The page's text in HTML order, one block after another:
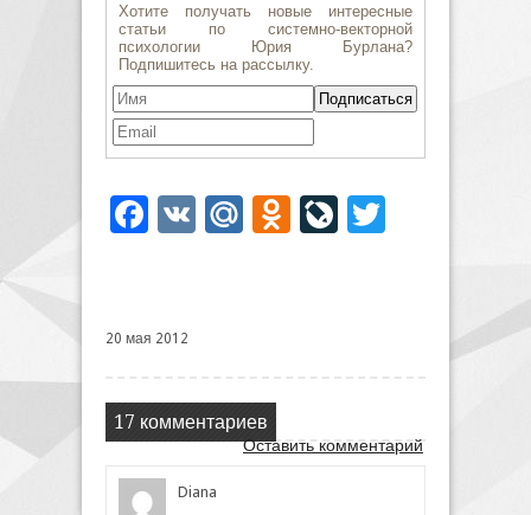
Facebook
VK Mail.Ru Odnoklassniki
LiveJournal
20 мая 2012
17 комментариев
Оставить комментарий
Diana